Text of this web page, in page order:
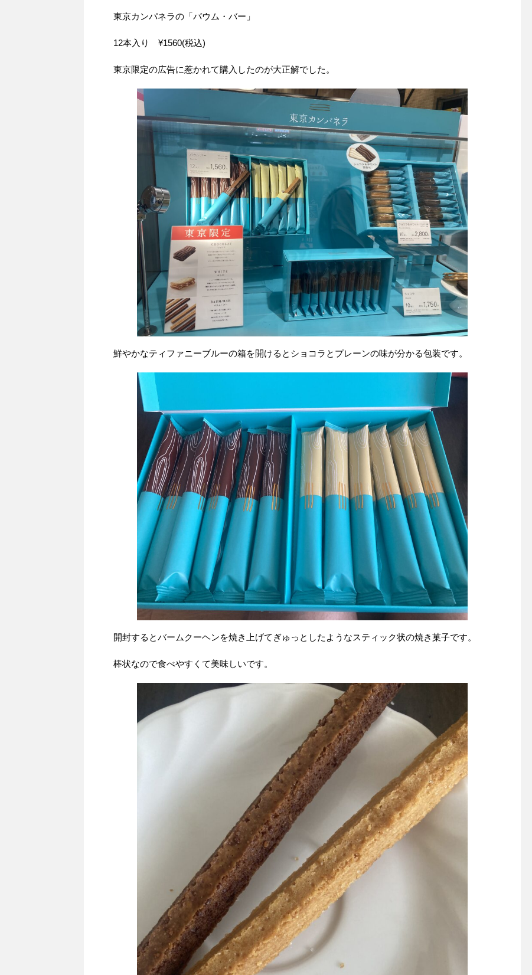
東京カンパネラの「バウム・バー」
12本入り ¥1560(税込)
東京限定の広告に惹かれて購入したのが大正解でした。
鮮やかなティファニーブルーの箱を開けるとショコラとプレーンの味が分かる包装です。
開封するとバームクーヘンを焼き上げてぎゅっとしたようなスティック状の焼き菓子です。
棒状なので食べやすくて美味しいです。